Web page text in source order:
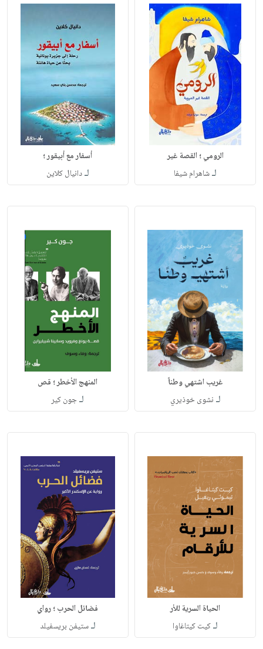
الرومي ؛ القصة غير
لـشاهرام شيفا
أسفار مع أبيقور ؛
لـدانيال كلاين
غريب اشتهي وطناً
لـ نشوى خوذيري
المنهج الأخطر ؛ قص
لـجون كير
الحياة السرية للأر
لـكيت كيتاغاوا
فضائل الحرب ؛ رواي
لـستيفن بريسفيلد